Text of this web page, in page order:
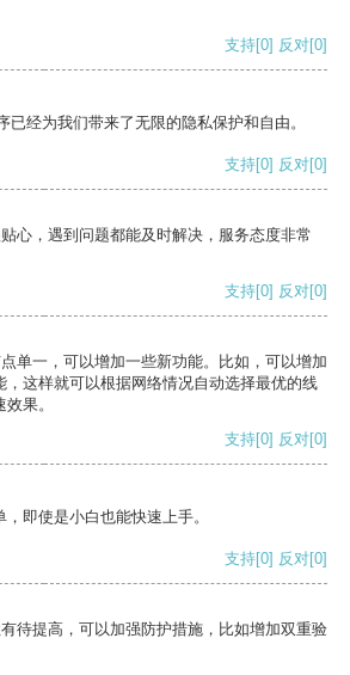
支持[0] 反对[0]
已经为我们带来了无限的隐私保护和自由。
支持[0] 反对[0]
心，遇到问题都能及时解决，服务态度非常
支持[0] 反对[0]
单一，可以增加一些新功能。比如，可以增加
，这样就可以根据网络情况自动选择最优的线
果。
支持[0] 反对[0]
即使是小白也能快速上手。
支持[0] 反对[0]
待提高，可以加强防护措施，比如增加双重验